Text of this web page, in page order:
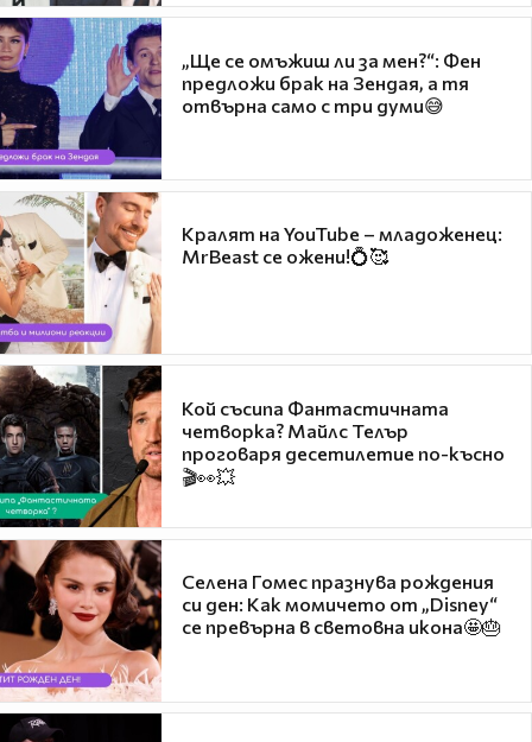
„Ще се омъжиш ли за мен?“: Фен
предложи брак на Зендая, а тя
отвърна само с три думи😅
Кралят на YouTube – младоженец:
MrBeast се ожени!💍🥰
Кой съсипа Фантастичната
четворка? Майлс Телър
проговаря десетилетие по-късно
🎬👀💥
Селена Гомес празнува рождения
си ден: Как момичето от „Disney“
се превърна в световна икона🤩🎂